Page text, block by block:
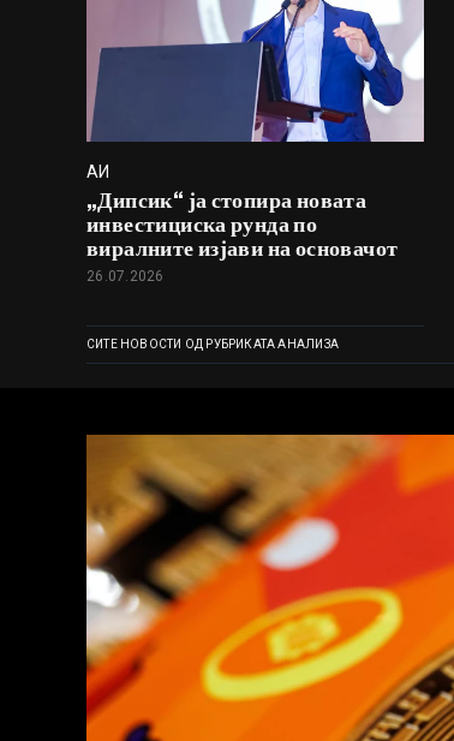
АИ
„Дипсик“ ја стопира новата
инвестициска рунда по
виралните изјави на основачот
26.07.2026
СИТЕ НОВОСТИ ОД РУБРИКАТА АНАЛИЗА